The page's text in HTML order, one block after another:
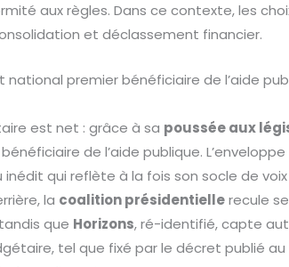
aux règles. Dans ce contexte, les
et déclassement financier.
national premier bénéficiaire de l’aide
est net : grâce à sa poussée aux
de l’aide publique.
inédit qui reflète à la fois son socle de
la coalition présidentiellerecule
que Horizons, ré-identifié, capte
tel que fixé par le décret publié au